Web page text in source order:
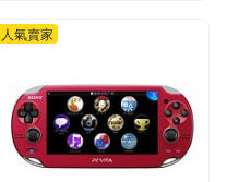
人氣賣家